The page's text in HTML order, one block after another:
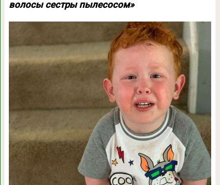
волосы сестры пылесосом»